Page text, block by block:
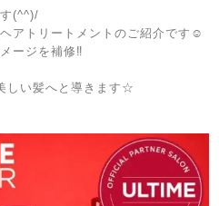
(^^)/
アトリートメントのご紹介です☺
ージを補修‼
しい髪へと導きます☆